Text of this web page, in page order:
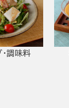
・調味料